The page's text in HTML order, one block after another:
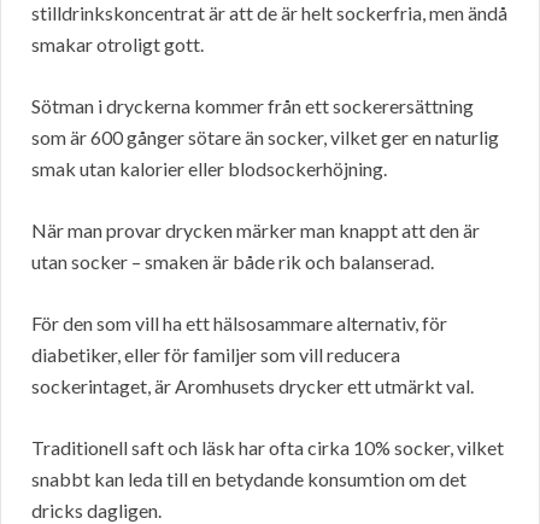
stilldrinkskoncentrat är att de är helt sockerfria, men ändå
smakar otroligt gott.
Sötman i dryckerna kommer från ett sockerersättning
som är 600 gånger sötare än socker, vilket ger en naturlig
smak utan kalorier eller blodsockerhöjning.
När man provar drycken märker man knappt att den är
utan socker – smaken är både rik och balanserad.
För den som vill ha ett hälsosammare alternativ, för
diabetiker, eller för familjer som vill reducera
sockerintaget, är Aromhusets drycker ett utmärkt val.
Traditionell saft och läsk har ofta cirka 10% socker, vilket
snabbt kan leda till en betydande konsumtion om det
dricks dagligen.